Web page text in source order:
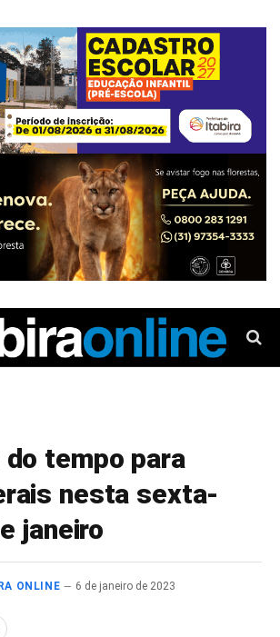
tempo para
nesta sexta-
janeiro
ONLINE
6 de janeiro de 2023